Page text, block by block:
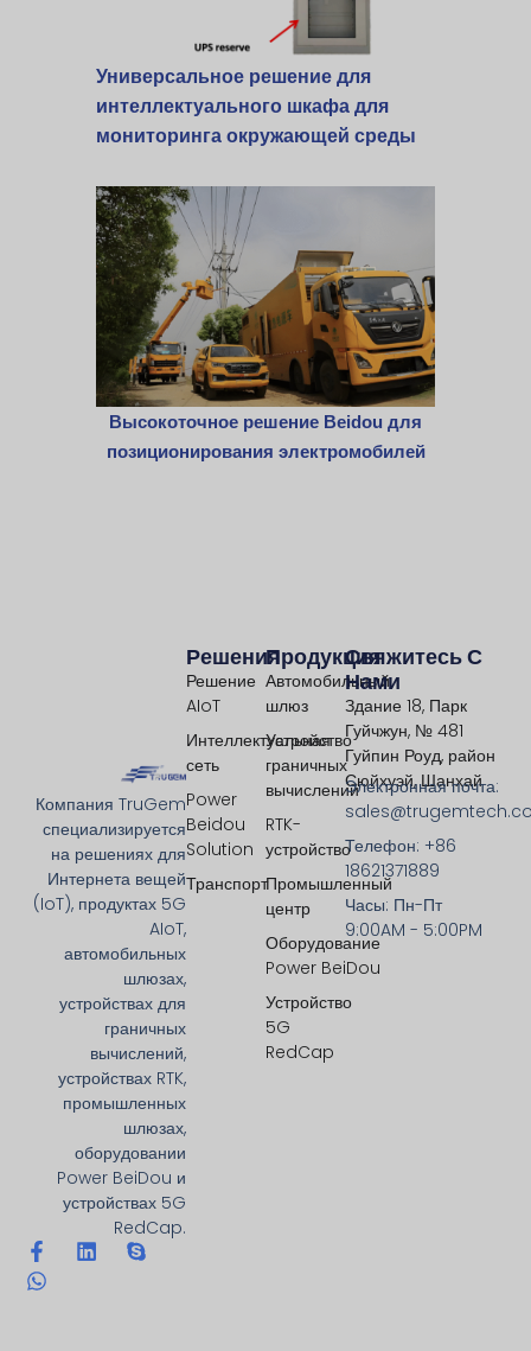
Универсальное решение для
интеллектуального шкафа для
мониторинга окружающей среды
Высокоточное решение Beidou для
позиционирования электромобилей
Компания TruGem
специализируется
на решениях для
Интернета вещей
(IoT), продуктах 5G
AIoT,
автомобильных
шлюзах,
устройствах для
граничных
вычислений,
устройствах RTK,
промышленных
шлюзах,
оборудовании
Power BeiDou и
устройствах 5G
RedCap.
Продукция
Автомобильный
шлюз
Устройство
граничных
вычислений
RTK-
устройство
Промышленный
центр
Оборудование
Power BeiDou
Устройство
5G
RedCap
Решения
Решение
AIoT
Интеллектуальная
сеть
Power
Beidou
Solution
Транспорт
Свяжитесь С
Нами
Здание 18, Парк
Гуйчжун, № 481
Гуйпин Роуд, район
Сюйхуэй, Шанхай
Электронная почта:
Телефон: +86
18621371889
Часы: Пн-Пт
9:00AM - 5:00PM